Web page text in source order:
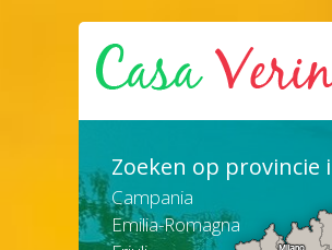
Zoeken op provincie
Campania
Emilia-Romagna